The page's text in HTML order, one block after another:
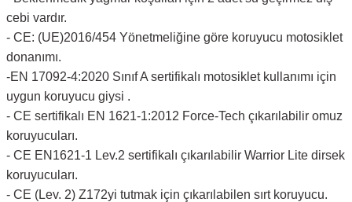
cebi vardır.
- CE: (UE)2016/454 Yönetmeliğine göre koruyucu motosiklet
donanımı.
-EN 17092-4:2020 Sınıf A sertifikalı motosiklet kullanımı için
uygun koruyucu giysi .
- CE sertifikalı EN 1621-1:2012 Force-Tech çıkarılabilir omuz
koruyucuları.
- CE EN1621-1 Lev.2 sertifikalı çıkarılabilir Warrior Lite dirsek
koruyucuları.
- CE (Lev. 2) Z172yi tutmak için çıkarılabilen sırt koruyucu.